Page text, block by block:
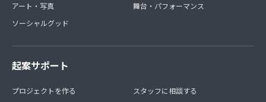
アート・写真
ソーシャルグッド
舞台・パフォーマンス
起案サポート
プロジェクトを作る
スタッフに相談する